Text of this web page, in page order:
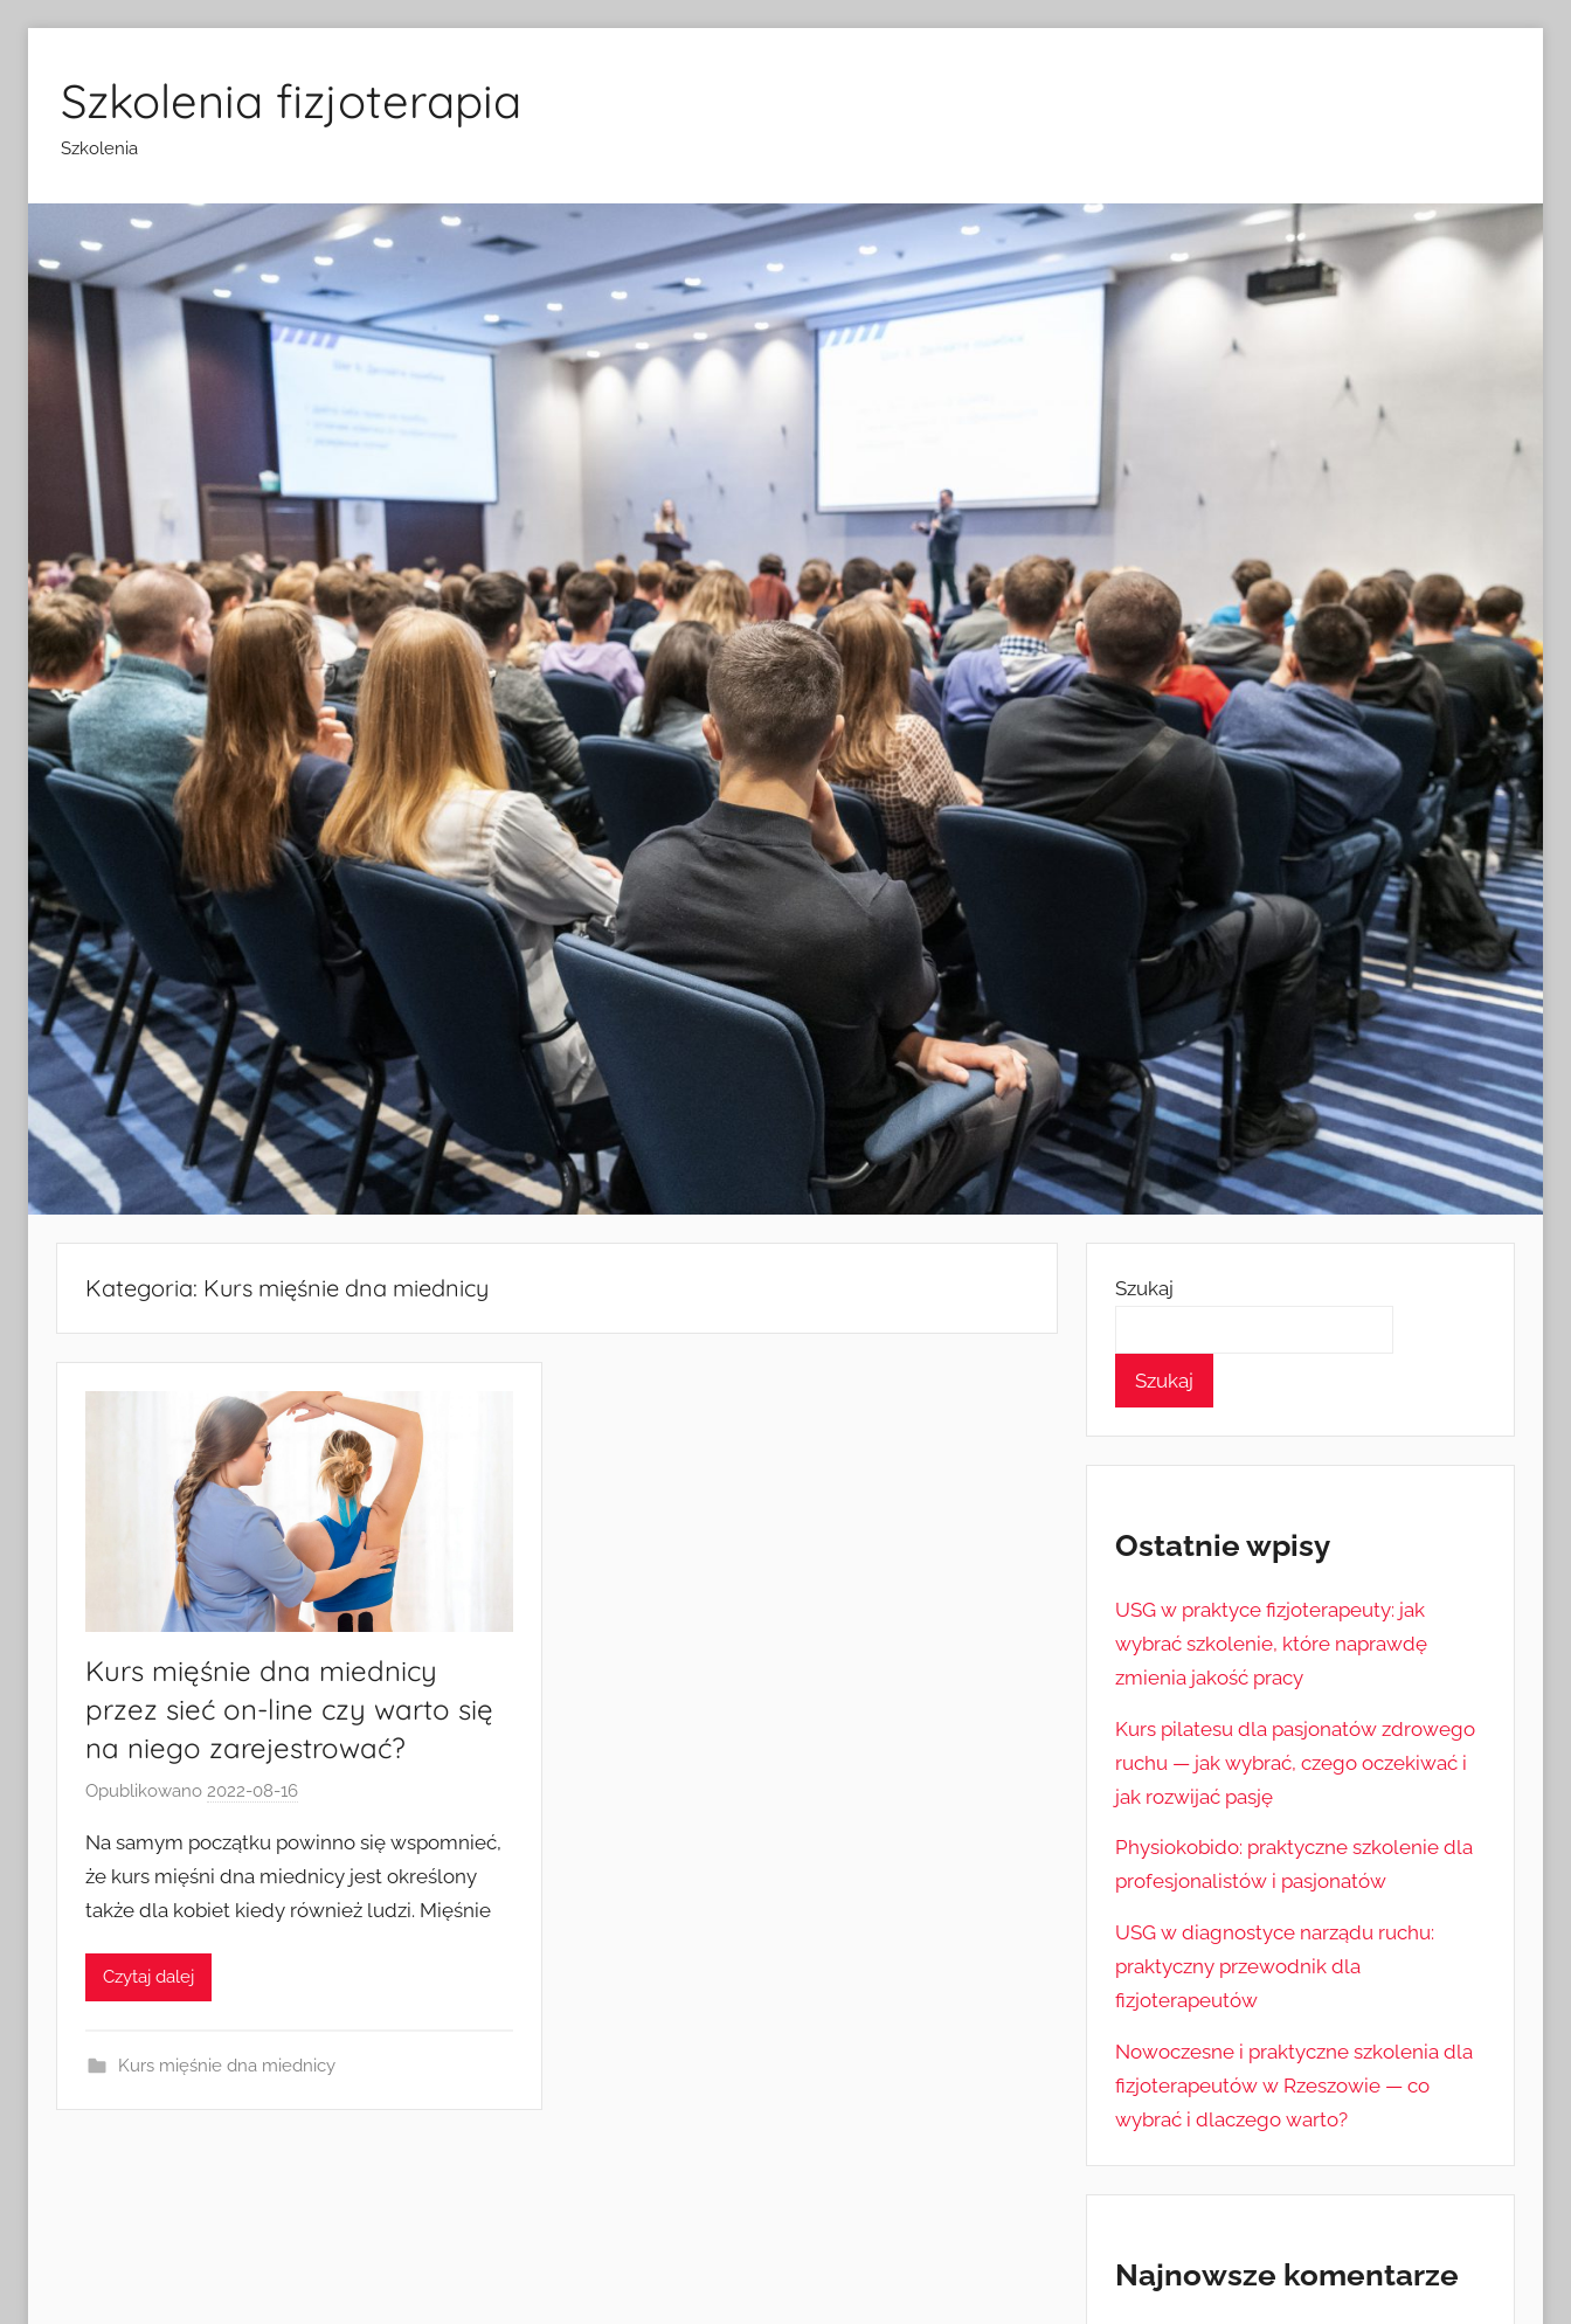
treściSzkolenia fizjoterapia
Szkolenia
Kategoria: Kurs mięśnie dna miednicy
Kurs mięśnie dna miednicy
przez sieć on-line czy warto się
na niego zarejestrować?
Opublikowano 2022-08-16
z
e
z
a
Na samym początku powinno się wspomnieć,
że kurs mięśni dna miednicy jest określony
także dla kobiet kiedy również ludzi. Mięśnie
Czytaj dalej
Kurs mięśnie dna miednicy
Szukaj
Szukaj
Ostatnie wpisy
USG w praktyce fizjoterapeuty: jak
wybrać szkolenie, które naprawdę
zmienia jakość pracy
Kurs pilatesu dla pasjonatów zdrowego
ruchu — jak wybrać, czego oczekiwać i
jak rozwijać pasję
Physiokobido: praktyczne szkolenie dla
profesjonalistów i pasjonatów
USG w diagnostyce narządu ruchu:
praktyczny przewodnik dla
fizjoterapeutów
Nowoczesne i praktyczne szkolenia dla
fizjoterapeutów w Rzeszowie — co
wybrać i dlaczego warto?
Najnowsze komentarze